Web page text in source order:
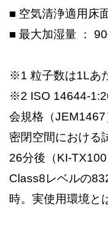
■ 空気清浄適用床
■ 最大加湿量 ：
※1 粒子数は1Lあ
※2 ISO 14644-
会規格（
密閉空間における
26分後（KI-
Class8レベルの
時。実使用環境と